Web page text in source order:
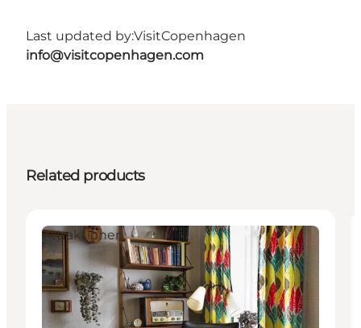
Last updated by:VisitCopenhagen
info@visitcopenhagen.com
Related products
Attraktioner